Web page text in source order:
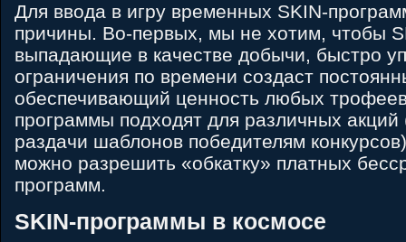
Для ввода в игру временных SKIN-
причины. Во-первых, мы не хотим, чтобы
выпадающие в качестве добычи, быстро
ограничения по времени создаст
обеспечивающий ценность любых
программы подходят для различных
раздачи шаблонов победителям
можно разрешить «обкатку» платных
программ.
SKIN-программы в космосе